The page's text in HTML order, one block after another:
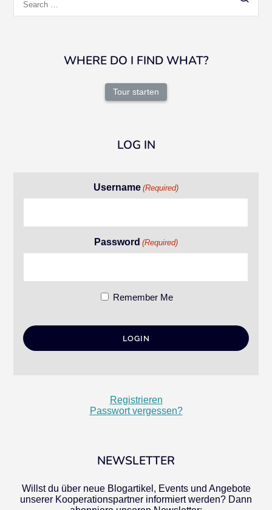
for:
WHERE DO I FIND WHAT?
Tour starten
LOG IN
Username (Required)
Password (Required)
Remember Me
Registrieren
Passwort vergessen?
NEWSLETTER
Willst du über neue Blogartikel, Events und Angebote
unserer Kooperationspartner informiert werden? Dann